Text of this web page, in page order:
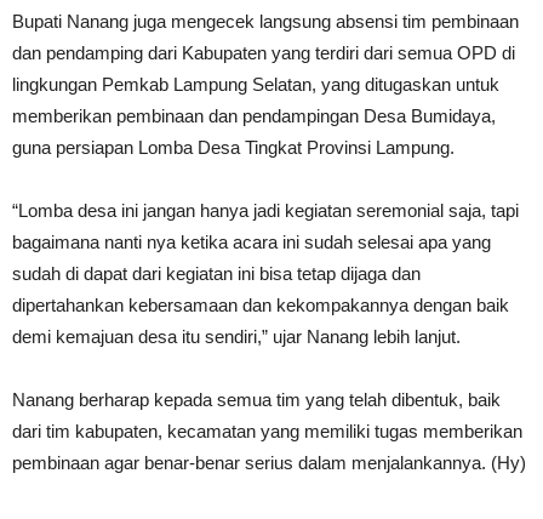
Bupati Nanang juga mengecek langsung absensi tim pembinaan
dan pendamping dari Kabupaten yang terdiri dari semua OPD di
lingkungan Pemkab Lampung Selatan, yang ditugaskan untuk
memberikan pembinaan dan pendampingan Desa Bumidaya,
guna persiapan Lomba Desa Tingkat Provinsi Lampung.
“Lomba desa ini jangan hanya jadi kegiatan seremonial saja, tapi
bagaimana nanti nya ketika acara ini sudah selesai apa yang
sudah di dapat dari kegiatan ini bisa tetap dijaga dan
dipertahankan kebersamaan dan kekompakannya dengan baik
demi kemajuan desa itu sendiri,” ujar Nanang lebih lanjut.
Nanang berharap kepada semua tim yang telah dibentuk, baik
dari tim kabupaten, kecamatan yang memiliki tugas memberikan
pembinaan agar benar-benar serius dalam menjalankannya. (Hy)